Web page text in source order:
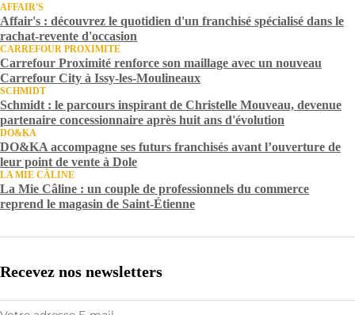
AFFAIR'S
Affair's : découvrez le quotidien d'un franchisé spécialisé dans le
rachat-revente d'occasion
CARREFOUR PROXIMITE
Carrefour Proximité renforce son maillage avec un nouveau
Carrefour City à Issy-les-Moulineaux
SCHMIDT
Schmidt : le parcours inspirant de Christelle Mouveau, devenue
partenaire concessionnaire après huit ans d'évolution
DO&KA
DO&KA accompagne ses futurs franchisés avant l’ouverture de
leur point de vente à Dole
LA MIE CÂLINE
La Mie Câline : un couple de professionnels du commerce
reprend le magasin de Saint-Étienne
Recevez nos newsletters